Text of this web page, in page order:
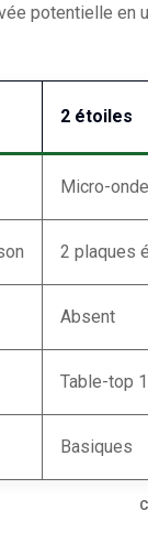
potentielle en
2 étoiles
Micro-
2 plaques
Absent
Table-top
Basiques